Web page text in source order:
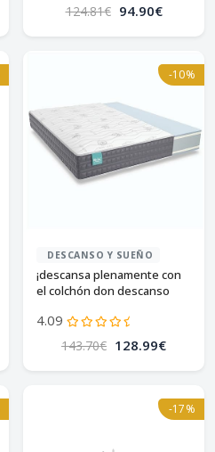
124.81€ 94.90€
-10%
DESCANSO Y SUEÑO
¡descansa plenamente con
el colchón don descanso
4.09
143.70€ 128.99€
-17%